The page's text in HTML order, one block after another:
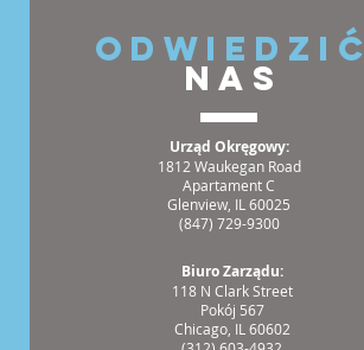
ODWIEDZIĆ
NAS
Urząd Okręgowy:
1812 Waukegan Road
Apartament C
Glenview, IL 60025
(847) 729-9300
Biuro Zarządu:
118 N Clark Street
Pokój 567
Chicago, IL 60602